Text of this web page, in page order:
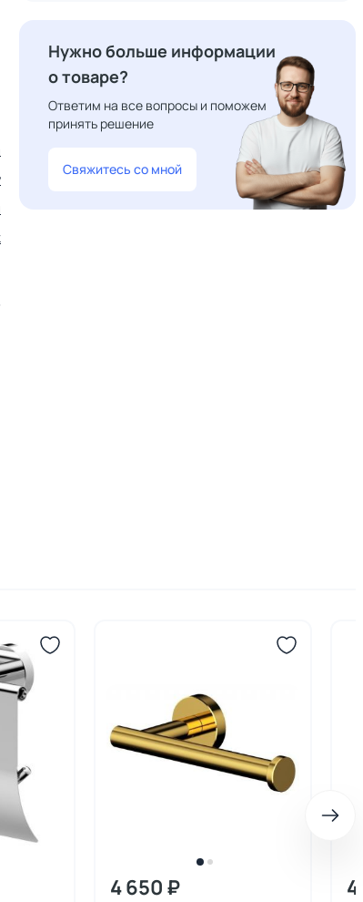
Нужно больше информации
о товаре?
Ответим на все вопросы и поможем
принять решение
Свяжитесь со мной
4 650 ₽